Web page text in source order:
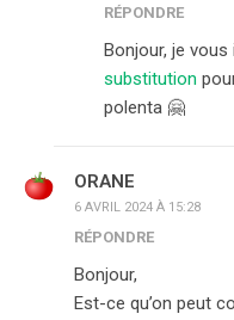
RÉPONDRE
Bonjour, je
substitution
polenta 🤗
ORANE
6 AVRIL 2024 À 15:28
RÉPONDRE
Bonjour,
Est-ce qu’on peut